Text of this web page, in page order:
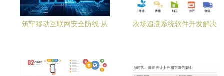
筑牢移动互联网安全防线 从
农场追溯系统软件开发解决